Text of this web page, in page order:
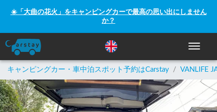
☀️「大曲の花火」をキャンピングカーで最高の思い出にしません
か？
ナビゲ
キャンピングカー・車中泊スポット予約はCarstay / VANLIFE